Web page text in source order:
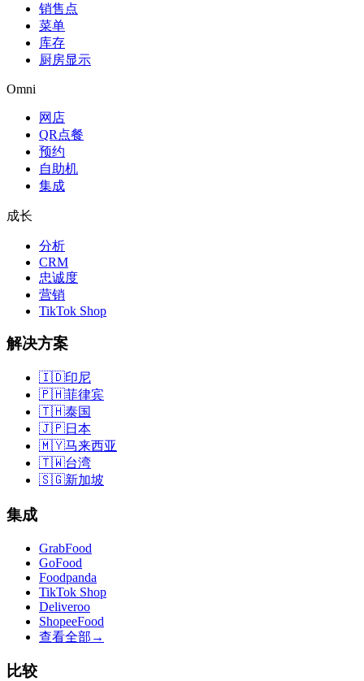
销售点
菜单
库存
厨房显示
Omni
网店
QR点餐
预约
自助机
集成
成长
分析
CRM
忠诚度
营销
TikTok Shop
解决方案
🇮🇩印尼
🇵🇭菲律宾
🇹🇭泰国
🇯🇵日本
🇲🇾马来西亚
🇹🇼台湾
🇸🇬新加坡
集成
GrabFood
GoFood
Foodpanda
TikTok Shop
Deliveroo
ShopeeFood
查看全部 →
比较